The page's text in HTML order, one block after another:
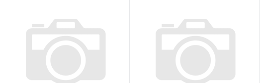
Купити в 1 клік
У вибране
До
порівняння
Купити в 1 клік
У вибране
До
порівняння